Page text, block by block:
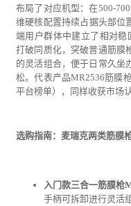
布局了对应机型：在500-
维硬核配置持续占据头部位
端用户群体中建立了相对稳
打破同质化，突破普通筋膜
的灵活组合，便于日常久坐
松。代表产品MR2536筋膜
平台榜单），同样收获市场认
选购指南：麦瑞克两类筋膜
入门款三合一筋膜枪
手柄可拆卸进行灵活